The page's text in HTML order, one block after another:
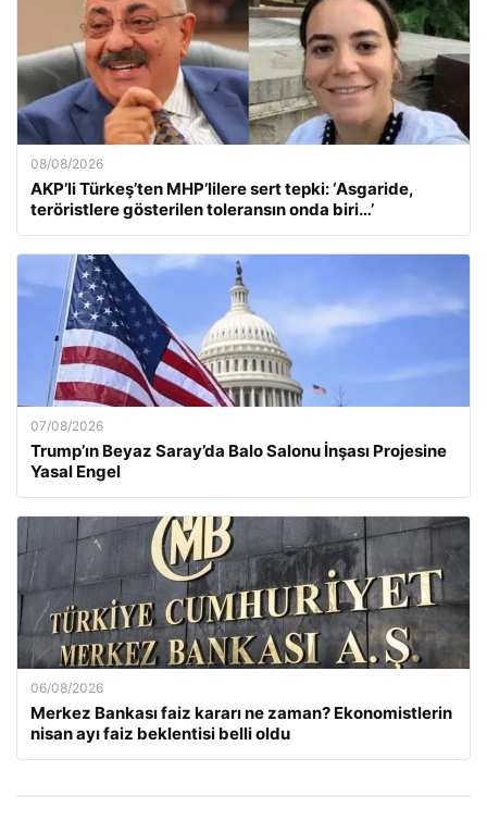
08/08/2026
AKP’li Türkeş’ten MHP’lilere sert tepki: ‘Asgaride,
teröristlere gösterilen toleransın onda biri…’
07/08/2026
Trump’ın Beyaz Saray’da Balo Salonu İnşası Projesine
Yasal Engel
06/08/2026
Merkez Bankası faiz kararı ne zaman? Ekonomistlerin
nisan ayı faiz beklentisi belli oldu